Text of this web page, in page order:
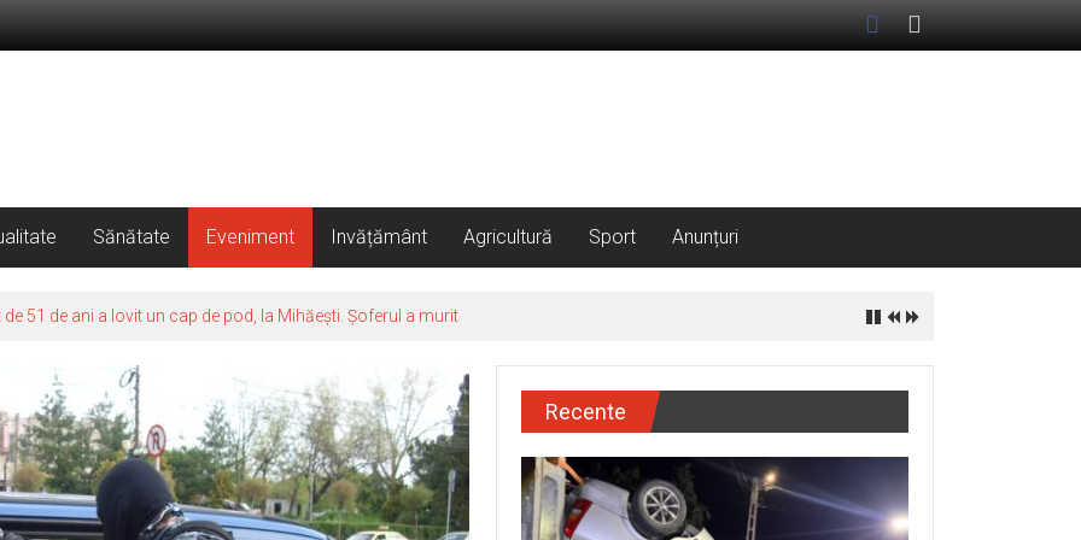
Sănătate Eveniment Invățământ Agricultură Sport Anunțuri
51 de ani a lovit un cap de pod, la Mihăești. Șoferul a murit
Recente